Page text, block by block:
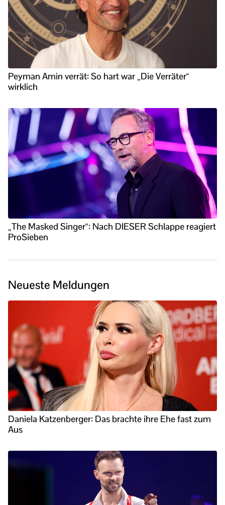
Peyman Amin verrät: So hart war „Die Verräter“
wirklich
„The Masked Singer“: Nach DIESER Schlappe reagiert
ProSieben
Neueste Meldungen
Daniela Katzenberger: Das brachte ihre Ehe fast zum
Aus